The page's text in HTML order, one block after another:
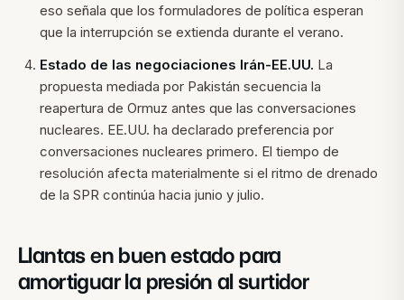
eso señala que los formuladores de política esperan
que la interrupción se extienda durante el verano.
Estado de las negociaciones Irán-EE.UU. La
propuesta mediada por Pakistán secuencia la
reapertura de Ormuz antes que las conversaciones
nucleares. EE.UU. ha declarado preferencia por
conversaciones nucleares primero. El tiempo de
resolución afecta materialmente si el ritmo de drenado
de la SPR continúa hacia junio y julio.
Llantas en buen estado para
amortiguar la presión al surtidor